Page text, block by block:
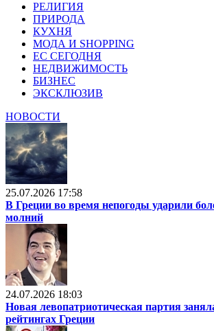
РЕЛИГИЯ
ПРИРОДА
КУХНЯ
МОДА И SHOPPING
ЕС СЕГОДНЯ
НЕДВИЖИМОСТЬ
БИЗНЕС
ЭКСКЛЮЗИВ
НОВОСТИ
25.07.2026 17:58
В Греции во время непогоды ударили
молний
24.07.2026 18:03
Новая левопатриотическая партия
рейтингах Греции